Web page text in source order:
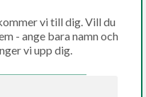
vi till dig. Vill du
- ange bara namn och
vi upp dig.